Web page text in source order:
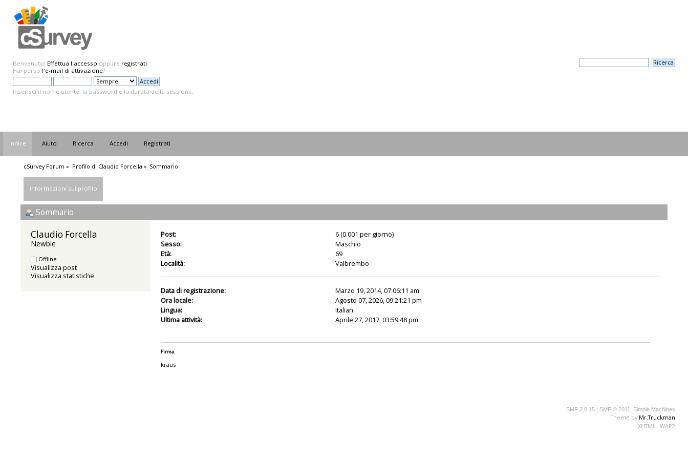
Benvenuto! Effettua l'accesso oppure registrati.
Hai perso l'e-mail di attivazione?
Inserisci il nome utente, la password e la durata della sessione.
Indice Aiuto Ricerca Accedi Registrati
cSurvey Forum » Profilo di Claudio Forcella » Sommario
Informazioni sul profilo
Sommario
Claudio Forcella
Newbie
Offline
Visualizza post
Visualizza statistiche
Post:
6 (0.001 per giorno)
Sesso:
Maschio
Età:
69
Località:
Valbrembo
Data di registrazione:
Marzo 19, 2014, 07:06:11 am
Ora locale:
Agosto 07, 2026, 09:21:21 pm
Lingua:
Italian
Ultima attività:
Aprile 27, 2017, 03:59:48 pm
Firma:
kraus
SMF 2.0.15 | SMF © 2011 Simple Machines
Theme by Mr.Truckman
XHTML
WAP2